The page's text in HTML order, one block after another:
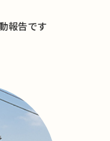
報告です